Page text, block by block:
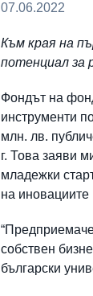
07.06.2022
Към края на
потенциал за
Фондът на
инструменти
млн. лв.
г. Това заяви
младежки
на иновациите
собствен
български